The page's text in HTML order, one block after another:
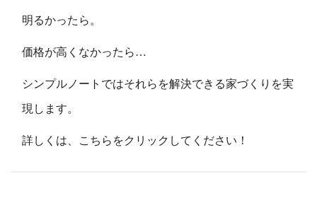
明るかったら。
価格が高くなかったら…
シンプルノートではそれらを解決できる家づくりを実
現します。
詳しくは、 こちらをクリックしてください！